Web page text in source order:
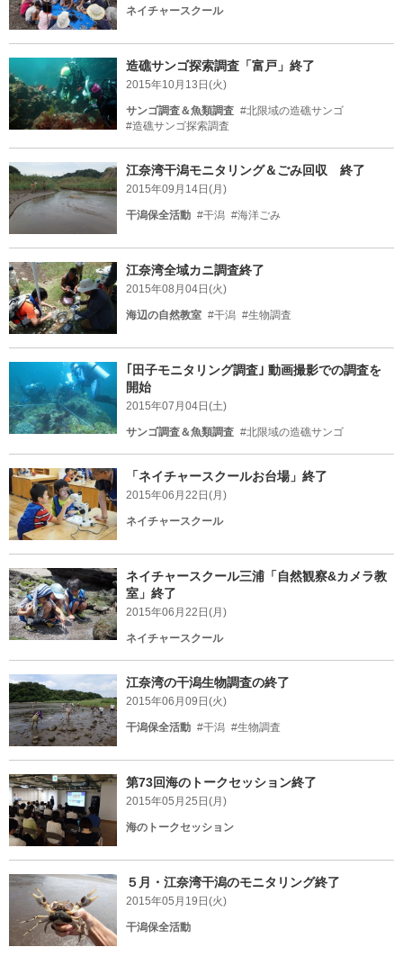
ネイチャースクール
造礁サンゴ探索調査「富戸」終了
2015年10月13日(火)
サンゴ調査＆魚類調査 #北限域の造礁サンゴ
#造礁サンゴ探索調査
江奈湾干潟モニタリング＆ごみ回収 終了
2015年09月14日(月)
干潟保全活動 #干潟 #海洋ごみ
江奈湾全域カニ調査終了
2015年08月04日(火)
海辺の自然教室 #干潟 #生物調査
｢田子モニタリング調査｣ 動画撮影での調査を
開始
2015年07月04日(土)
サンゴ調査＆魚類調査 #北限域の造礁サンゴ
「ネイチャースクールお台場」終了
2015年06月22日(月)
ネイチャースクール
ネイチャースクール三浦「自然観察&カメラ教
室」終了
2015年06月22日(月)
ネイチャースクール
江奈湾の干潟生物調査の終了
2015年06月09日(火)
干潟保全活動 #干潟 #生物調査
第73回海のトークセッション終了
2015年05月25日(月)
海のトークセッション
５月・江奈湾干潟のモニタリング終了
2015年05月19日(火)
干潟保全活動